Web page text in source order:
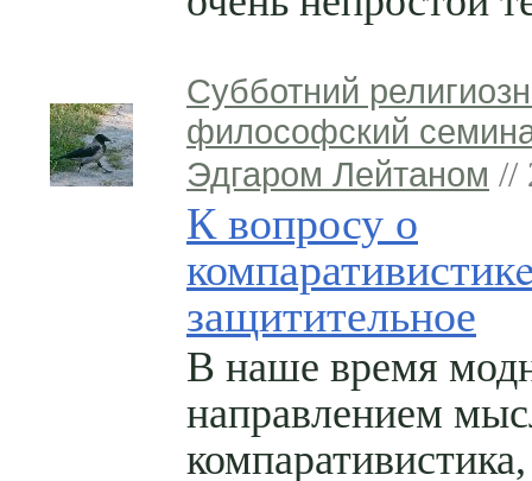
Субботний
философский
Эдгаром Лейтаном //
К вопросу о
защитительное
В наше время
направлением